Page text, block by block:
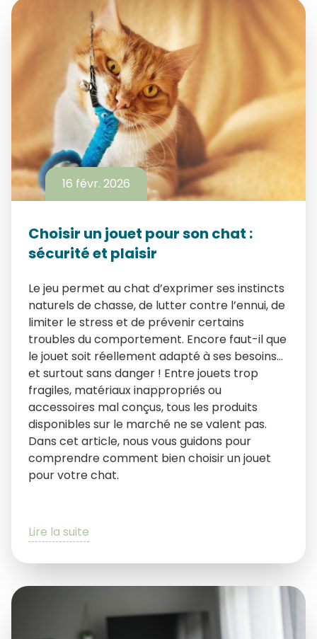
16 févr. 2026
Choisir un jouet pour son chat :
sécurité et plaisir
Le jeu permet au chat d’exprimer ses instincts
naturels de chasse, de lutter contre l’ennui, de
limiter le stress et de prévenir certains
troubles du comportement. Encore faut-il que
le jouet soit réellement adapté à ses besoins…
et surtout sans danger ! Entre jouets trop
fragiles, matériaux inappropriés ou
accessoires mal conçus, tous les produits
disponibles sur le marché ne se valent pas.
Dans cet article, nous vous guidons pour
comprendre comment bien choisir un jouet
pour votre chat.
Lire la suite